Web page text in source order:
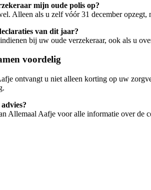
mijn oude polis op?
Alleen als u zelf vóór 31 december opzegt,
van dit jaar?
bij uw oude verzekeraar, ook als u
voordelig
ontvangt u niet alleen korting op uw
Allemaal Aafje voor alle informatie over de